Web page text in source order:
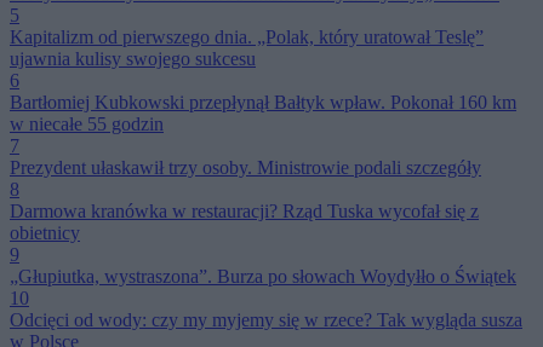
5
Kapitalizm od pierwszego dnia. „Polak, który uratował Teslę”
ujawnia kulisy swojego sukcesu
6
Bartłomiej Kubkowski przepłynął Bałtyk wpław. Pokonał 160 km
w niecałe 55 godzin
7
Prezydent ułaskawił trzy osoby. Ministrowie podali szczegóły
8
Darmowa kranówka w restauracji? Rząd Tuska wycofał się z
obietnicy
9
„Głupiutka, wystraszona”. Burza po słowach Woydyłło o Świątek
10
Odcięci od wody: czy my myjemy się w rzece? Tak wygląda susza
w Polsce